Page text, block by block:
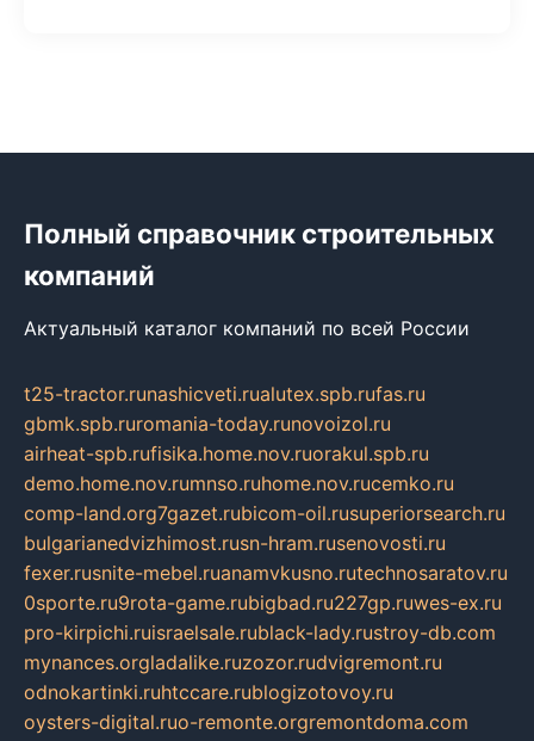
Полный справочник строительных
компаний
Актуальный каталог компаний по всей России
t25-tractor.runashicveti.rualutex.spb.rufas.ru
gbmk.spb.ruromania-today.runovoizol.ru
airheat-spb.rufisika.home.nov.ruorakul.spb.ru
demo.home.nov.rumnso.ruhome.nov.rucemko.ru
comp-land.org7gazet.rubicom-oil.rusuperiorsearch.ru
bulgarianedvizhimost.rusn-hram.rusenovosti.ru
fexer.rusnite-mebel.ruanamvkusno.rutechnosaratov.ru
0sporte.ru9rota-game.rubigbad.ru227gp.ruwes-ex.ru
pro-kirpichi.ruisraelsale.rublack-lady.rustroy-db.com
mynances.orgladalike.ruzozor.rudvigremont.ru
odnokartinki.ruhtccare.rublogizotovoy.ru
oysters-digital.ruo-remonte.orgremontdoma.com